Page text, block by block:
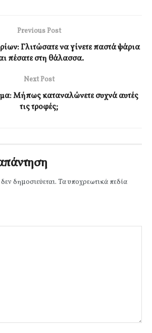
Previous Post
Γλιτώσατε να γίνετε παστά ψάρια
πέσατε στη θάλασσα.
Next Post
Μήπως καταναλώνετε συχνά αυτές
τις τροφές;
δημοσιεύεται. Τα υποχρεωτικά πεδία